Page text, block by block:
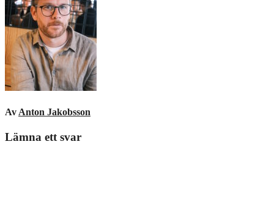
Av Anton Jakobsson
Lämna ett svar